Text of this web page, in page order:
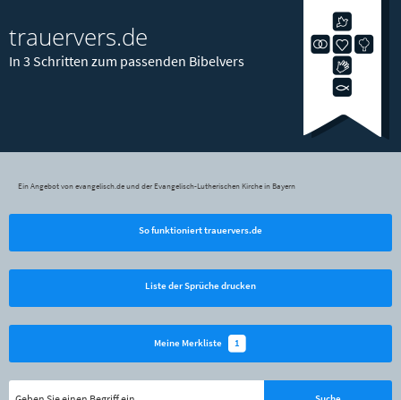
trauervers.de
In 3 Schritten zum passenden Bibelvers
Ein Angebot von evangelisch.de und der Evangelisch-Lutherischen Kirche in Bayern
So funktioniert trauervers.de
Liste der Sprüche drucken
Meine Merkliste 1